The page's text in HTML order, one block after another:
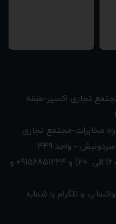
تجاری اکسیر-طبقه
مخابرات-مجتمع تجاری
- واحد 449
تلفن 05136622180 ( 4خط - تماس 10 الی 14 و 16 الی 20) و 09156851224 و
از طریق واتساپ و تلگرام با شماره